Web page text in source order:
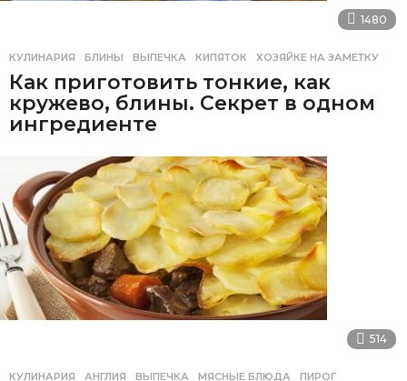
1480
КУЛИНАРИЯ БЛИНЫ ,ВЫПЕЧКА ,КИПЯТОК ,ХОЗЯЙКЕ НА ЗАМЕТКУ
Как приготовить тонкие, как
кружево, блины. Секрет в одном
ингредиенте
514
КУЛИНАРИЯ АНГЛИЯ ,ВЫПЕЧКА ,МЯСНЫЕ БЛЮДА ,ПИРОГ